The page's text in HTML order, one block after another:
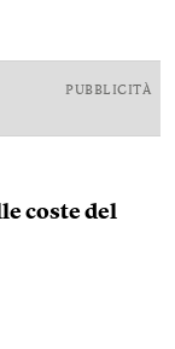
PUBBLICITÀ
coste del